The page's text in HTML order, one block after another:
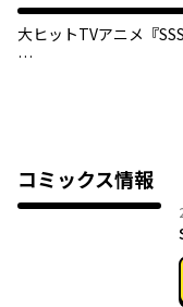
大ヒットTVアニメ『
コミックス情報